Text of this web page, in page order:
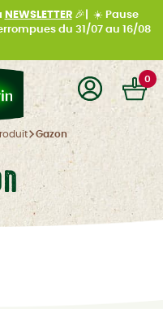
NEWSLETTER🎉| ☀️ Pause
du 31/07 au 16/08
0
Gazon